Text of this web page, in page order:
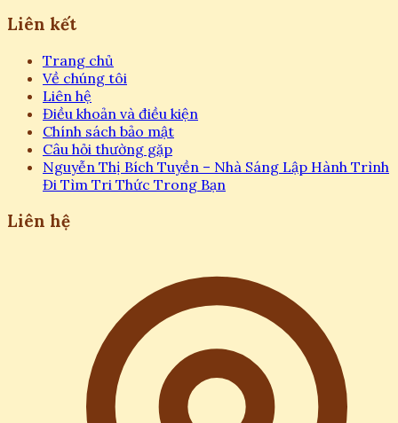
Liên kết
Trang chủ
Về chúng tôi
Liên hệ
Điều khoản và điều kiện
Chính sách bảo mật
Câu hỏi thường gặp
Nguyễn Thị Bích Tuyền – Nhà Sáng Lập Hành Trình
Đi Tìm Tri Thức Trong Bạn
Liên hệ